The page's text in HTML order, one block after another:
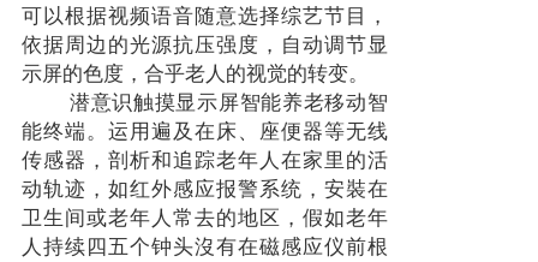
可以根据视频语音随意选择综艺节目，
依据周边的光源抗压强度，自动调节显
示屏的色度，合乎老人的视觉的转变。
潜意识触摸显示屏智能养老移动智
能终端。运用遍及在床、座便器等无线
传感器，剖析和追踪老年人在家里的活
动轨迹，如红外感应报警系统，安裝在
卫生间或老年人常去的地区，假如老年
人持续四五个钟头沒有在磁感应仪前根